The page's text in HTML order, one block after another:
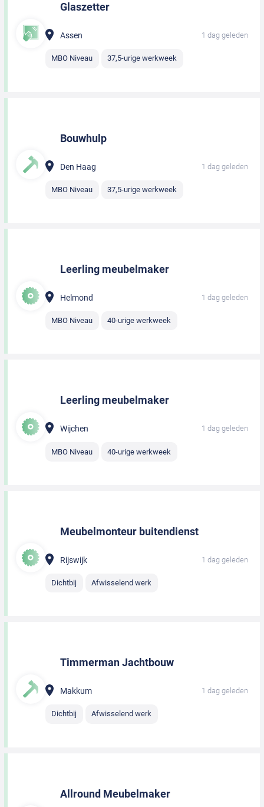
Glaszetter
Assen 1 dag geleden
MBO Niveau 37,5-urige werkweek
Bouwhulp
Den Haag 1 dag geleden
MBO Niveau 37,5-urige werkweek
Leerling meubelmaker
Helmond 1 dag geleden
MBO Niveau 40-urige werkweek
Leerling meubelmaker
Wijchen 1 dag geleden
MBO Niveau 40-urige werkweek
Meubelmonteur buitendienst
Rijswijk 1 dag geleden
Dichtbij Afwisselend werk
Timmerman Jachtbouw
Makkum 1 dag geleden
Dichtbij Afwisselend werk
Allround Meubelmaker